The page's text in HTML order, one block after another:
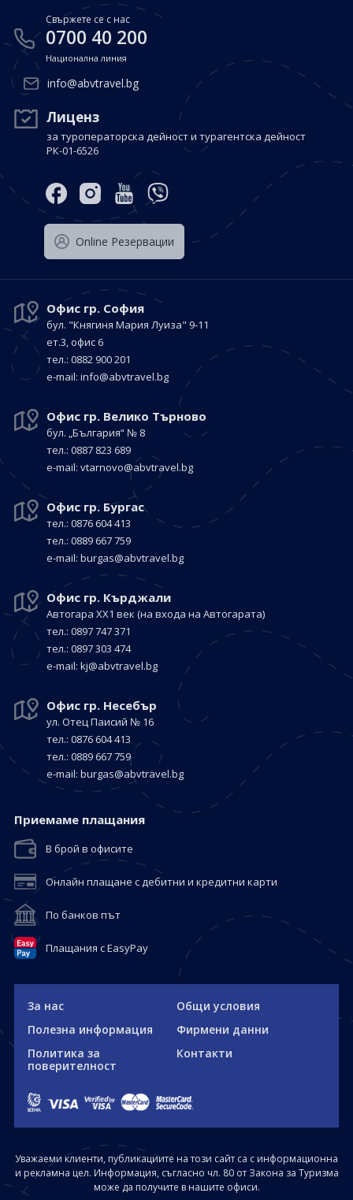
Свържете се с нас
0700 40 200
Национална линия
info@abvtravel.bg
Лиценз
за туроператорска дейност и турагентска дейност
РК-01-6526
Оnline Резервации
Офис гр. София
бул. "Княгиня Мария Луиза" 9-11
ет.3, офис 6
тел.: 0882 900 201
е-mail: info@abvtravel.bg
Офис гр. Велико Търново
бул. „България“ № 8
тел.: 0887 823 689
е-mail: vtarnovo@abvtravel.bg
Офис гр. Бургас
тел.: 0876 604 413
тел.: 0889 667 759
е-mail: burgas@abvtravel.bg
Офис гр. Кърджали
Автогара ХХ1 век (на входа на Автогарата)
тел.: 0897 747 371
тел.: 0897 303 474
е-mail: kj@abvtravel.bg
Офис гр. Несебър
ул. Отец Паисий № 16
тел.: 0876 604 413
тел.: 0889 667 759
е-mail: burgas@abvtravel.bg
Приемaме плащания
В брой в офисите
Онлайн плащане с дебитни и кредитни карти
По банков път
Плащания с EasyPay
За нас
Общи условия
Полезна информация
Фирмени данни
Политика за
поверителност
Контакти
Уважаеми клиенти, публикациите на този сайт са с информационна
и рекламна цел. Информация, съгласно чл. 80 от Закона за Туризма
може да получите в нашите офиси.